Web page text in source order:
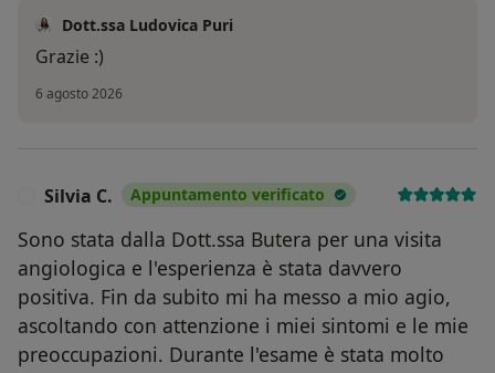
Dott.ssa Ludovica Puri
Grazie :)
6 agosto 2026
Silvia C. Appuntamento verificato
Sono stata dalla Dott.ssa Butera per una visita
angiologica e l'esperienza è stata davvero
positiva. Fin da subito mi ha messo a mio agio,
ascoltando con attenzione i miei sintomi e le mie
preoccupazioni. Durante l'esame è stata molto